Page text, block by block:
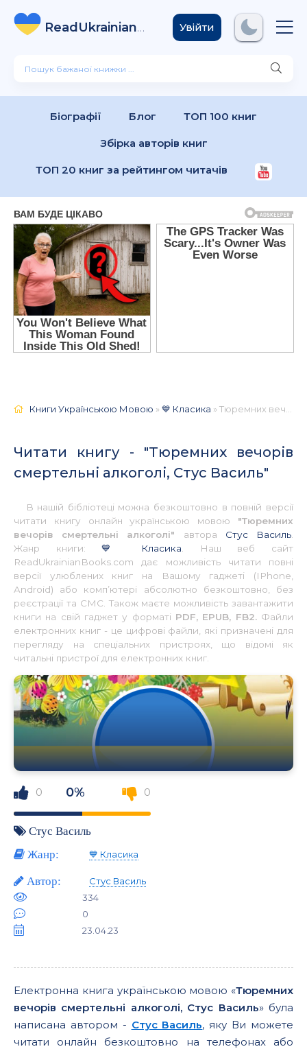
ReadUkrainian
Books .com
Увійти
Біографії Блог ТОП 100 книг
Збірка авторів книг
ТОП 20 книг за рейтингом читачів
Книги Українською Мовою »💙 Класика » Тюремних вечорів смертельні алкоголі, Стус Василь 📚 - Українською
Читати книгу - "Тюремних вечорів
смертельні алкоголі, Стус Василь"
В нашій бібліотеці можна безкоштовно в повній версії
читати книгу онлайн українською мовою "Тюремних
вечорів смертельні алкоголі" автора Стус Василь
Жанр книги:💙 Класика . Наш веб сайт
ReadUkrainianBooks.com дає можливість читати повні
версії улюблених книг на Вашому гаджеті (IPhone,
Android) або комп’ютері абсолютно безкоштовно, без
реєстрації та СМС. Також маєте можливість завантажити
книги на свій гаджет у форматі PDF, EPUB, FB2.Файли
електронних книг - це цифрові файли, які призначені для
перегляду на спеціальних пристроях, що відомі як
читальні пристрої для електронних книг.
0 0% 0
Стус Василь
Жанр:
💙 Класика
Автор:
Стус Василь
334
0
23.04.23
Електронна книга українською мовою «Тюремних
вечорів смертельні алкоголі, Стус Василь» була
написана автором - Стус Василь, яку Ви можете
читати онлайн безкоштовно на телефонах або